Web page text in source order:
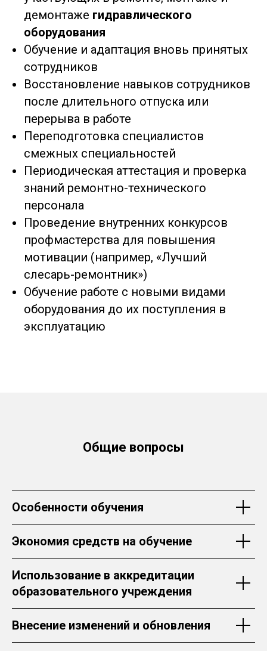
демонтаже гидравлического
оборудования
Обучение и адаптация вновь принятых
сотрудников
Восстановление навыков сотрудников
после длительного отпуска или
перерыва в работе
Переподготовка специалистов
смежных специальностей
Периодическая аттестация и проверка
знаний ремонтно-технического
персонала
Проведение внутренних конкурсов
профмастерства для повышения
мотивации (например, «Лучший
слесарь-ремонтник»)
Обучение работе с новыми видами
оборудования до их поступления в
эксплуатацию
Общие вопросы
Особенности обучения
Экономия средств на обучение
Использование в аккредитации
образовательного учреждения
Внесение изменений и обновления